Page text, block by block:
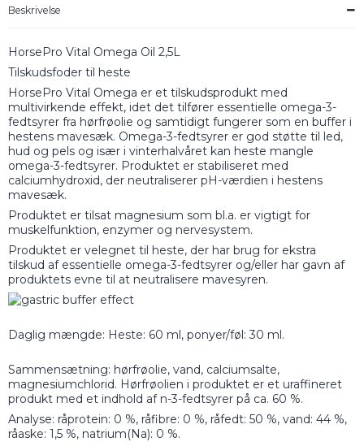
Beskrivelse
HorsePro Vital Omega Oil 2,5L
Tilskudsfoder til heste
HorsePro Vital Omega er et tilskudsprodukt med
multivirkende effekt, idet det tilfører essentielle omega-3-
fedtsyrer fra hørfrøolie og samtidigt fungerer som en buffer i
hestens mavesæk. Omega-3-fedtsyrer er god støtte til led,
hud og pels og især i vinterhalvåret kan heste mangle
omega-3-fedtsyrer. Produktet er stabiliseret med
calciumhydroxid, der neutraliserer pH-værdien i hestens
mavesæk.
Produktet er tilsat magnesium som bl.a. er vigtigt for
muskelfunktion, enzymer og nervesystem.
Produktet er velegnet til heste, der har brug for ekstra
tilskud af essentielle omega-3-fedtsyrer og/eller har gavn af
produktets evne til at neutralisere mavesyren.
Daglig mængde: Heste: 60 ml, ponyer/føl: 30 ml.
Sammensætning: hørfrøolie, vand, calciumsalte,
magnesiumchlorid. Hørfrøolien i produktet er et uraffineret
produkt med et indhold af n-3-fedtsyrer på ca. 60 %.
Analyse: råprotein: 0 %, råfibre: 0 %, råfedt: 50 %, vand: 44 %,
råaske: 1,5 %, natrium(Na): 0 %.